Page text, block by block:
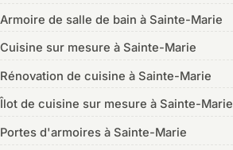
Armoire de salle de bain à Sainte-Marie
Cuisine sur mesure à Sainte-Marie
Rénovation de cuisine à Sainte-Marie
Îlot de cuisine sur mesure à Sainte-Marie
Portes d'armoires à Sainte-Marie